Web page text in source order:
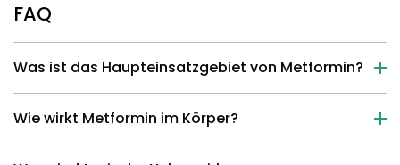
FAQ
Was ist das Haupteinsatzgebiet von Metformin?
Wie wirkt Metformin im Körper?